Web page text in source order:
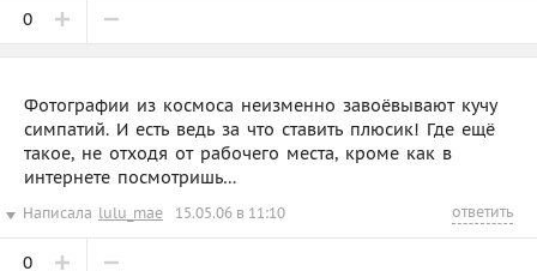
0
Фотографии из космоса неизменно завоёвывают кучу
симпатий. И есть ведь за что ставить плюсик! Где ещё
такое, не отходя от рабочего места, кроме как в
интернете посмотришь…
Написала lulu_mae 15.05.06 в 11:10 ответить
0